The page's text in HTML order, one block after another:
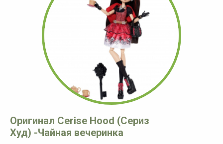
Оригинал Cerise Hood (Сериз
Худ) -Чайная вечеринка